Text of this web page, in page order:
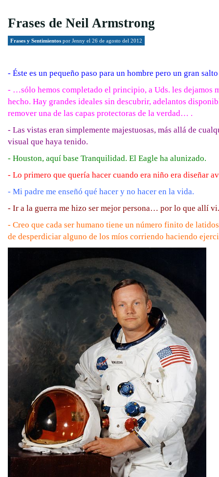
Frases de Neil Armstrong
Frases y Sentimientos por Jenny el 26 de agosto del 2012
- Éste es un pequeño paso para un hombre pero un gran
- …sólo hemos completado el principio, a Uds. les dejamos
hecho. Hay grandes ideales sin descubrir, adelantos
remover una de las capas protectoras de la verdad… .
- Las vistas eran simplemente majestuosas, más allá de
visual que haya tenido.
- Houston, aquí base Tranquilidad. El Eagle ha alunizado.
- Lo primero que quería hacer cuando era niño era diseñar
- Mi padre me enseñó qué hacer y no hacer en la vida.
- Ir a la guerra me hizo ser mejor persona… por lo que allí vi.
- Creo que cada ser humano tiene un número finito de
de desperdiciar alguno de los míos corriendo haciendo